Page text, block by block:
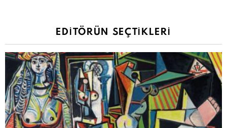
EDITÖRÜN SEÇTIKLERI